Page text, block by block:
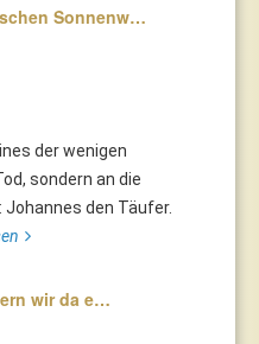
Sonnenw…
der wenigen
sondern an die
den Täufer.
wir da e…